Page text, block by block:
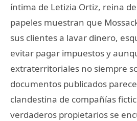
íntima de Letizia Ortiz, reina
papeles muestran que
sus clientes a lavar dinero,
evitar pagar impuestos y
extraterritoriales no siempre
documentos publicados
clandestina de compañías
verdaderos propietarios se